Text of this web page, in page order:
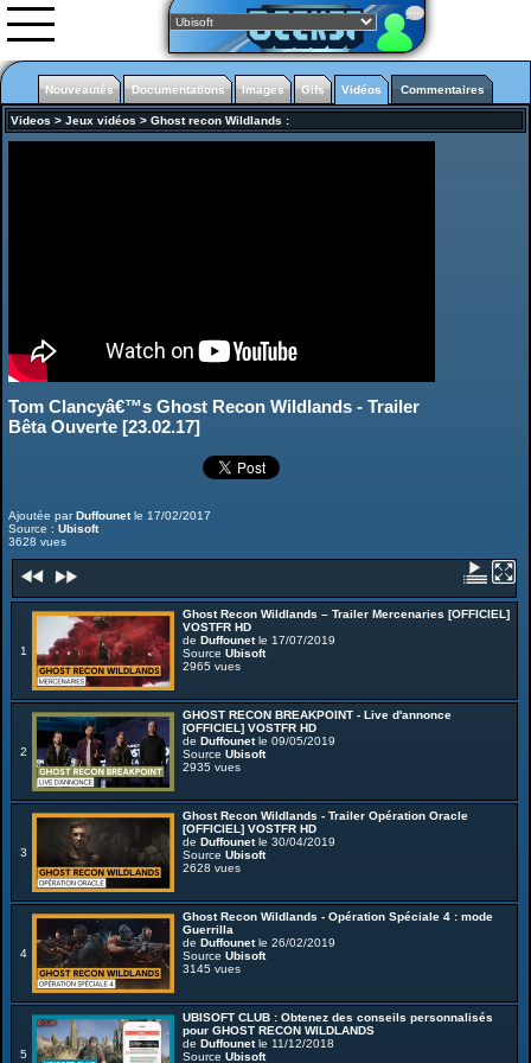
Classement
L'équipe
Partenariats
Assassin's creed Odyssey
Nouveautés Documentations Images Gifs Vidéos Commentaires
Videos > Jeux vidéos > Ghost recon Wildlands :
Tom Clancyâ€™s Ghost Recon Wildlands - Trailer
Bêta Ouverte [23.02.17]
Ajoutée parDuffounetle 17/02/2017
Source : Ubisoft
3628 vues
1
Ghost Recon Wildlands – Trailer Mercenaries [OFFICIEL]
VOSTFR HD
de Duffounetle 17/07/2019
Source Ubisoft
2965 vues
2
GHOST RECON BREAKPOINT - Live d'annonce
[OFFICIEL] VOSTFR HD
de Duffounetle 09/05/2019
Source Ubisoft
2935 vues
3
Ghost Recon Wildlands - Trailer Opération Oracle
[OFFICIEL] VOSTFR HD
de Duffounetle 30/04/2019
Source Ubisoft
2628 vues
4
Ghost Recon Wildlands - Opération Spéciale 4 : mode
Guerrilla
de Duffounetle 26/02/2019
Source Ubisoft
3145 vues
5
UBISOFT CLUB : Obtenez des conseils personnalisés
pour GHOST RECON WILDLANDS
de Duffounetle 11/12/2018
Source Ubisoft